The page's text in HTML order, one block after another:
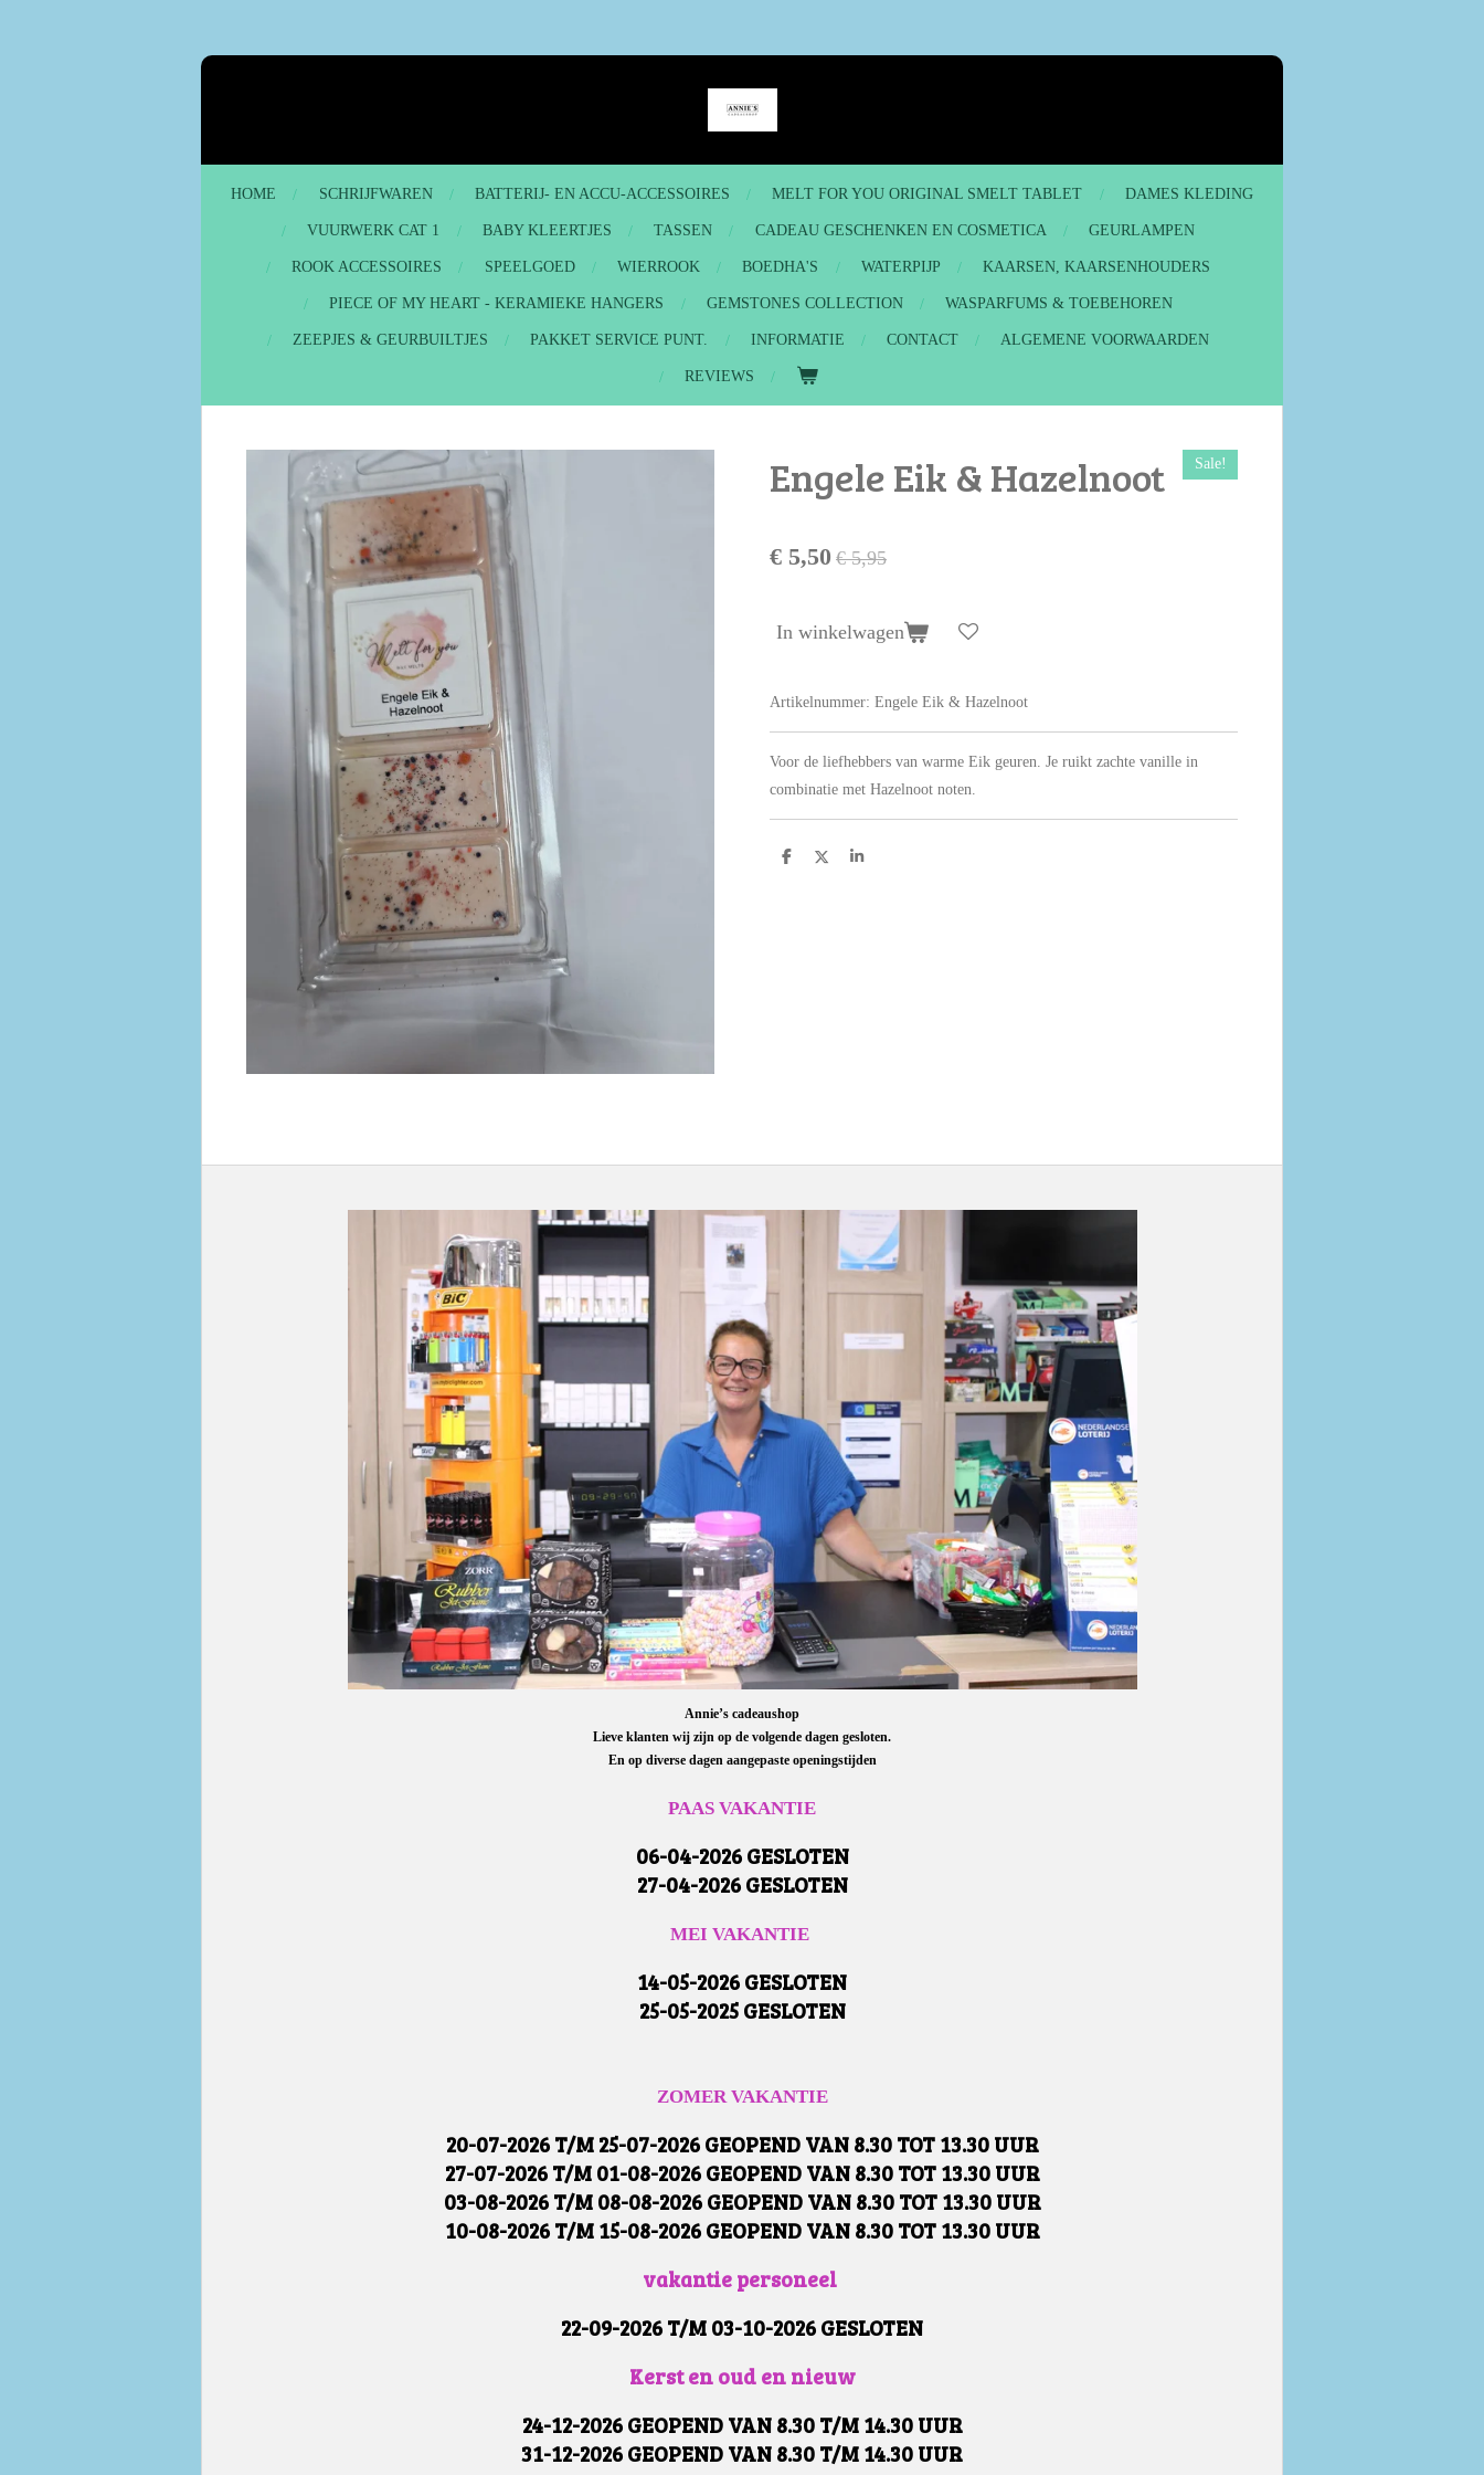
HOME SCHRIJFWAREN BATTERIJ- EN ACCU-ACCESSOIRES MELT FOR YOU ORIGINAL SMELT TABLET DAMES KLEDING
VUURWERK CAT 1 BABY KLEERTJES TASSEN CADEAU GESCHENKEN EN COSMETICA GEURLAMPEN
ROOK ACCESSOIRES SPEELGOED WIERROOK BOEDHA'S WATERPIJP KAARSEN, KAARSENHOUDERS
PIECE OF MY HEART - KERAMIEKE HANGERS GEMSTONES COLLECTION WASPARFUMS & TOEBEHOREN
ZEEPJES & GEURBUILTJES PAKKET SERVICE PUNT. INFORMATIE CONTACT ALGEMENE VOORWAARDEN
REVIEWS
Engele Eik & Hazelnoot Sale!
€ 5,50 € 5,95
In winkelwagen
Artikelnummer: Engele Eik & Hazelnoot
Voor de liefhebbers van warme Eik geuren. Je ruikt zachte vanille in
combinatie met Hazelnoot noten.
D
D
S
Annie’s cadeaushop
Lieve klanten wij zijn op de volgende dagen gesloten.
En op diverse dagen aangepaste openingstijden
PAAS VAKANTIE
06-04-2026 GESLOTEN
27-04-2026 GESLOTEN
MEI VAKANTIE
14-05-2026 GESLOTEN
25-05-2025 GESLOTEN
ZOMER VAKANTIE
20-07-2026 T/M 25-07-2026 GEOPEND VAN 8.30 TOT 13.30 UUR
27-07-2026 T/M 01-08-2026 GEOPEND VAN 8.30 TOT 13.30 UUR
03-08-2026 T/M 08-08-2026 GEOPEND VAN 8.30 TOT 13.30 UUR
10-08-2026 T/M 15-08-2026 GEOPEND VAN 8.30 TOT 13.30 UUR
vakantie personeel
22-09-2026 T/M 03-10-2026 GESLOTEN
Kerst en oud en nieuw
24-12-2026 GEOPEND VAN 8.30 T/M 14.30 UUR
31-12-2026 GEOPEND VAN 8.30 T/M 14.30 UUR